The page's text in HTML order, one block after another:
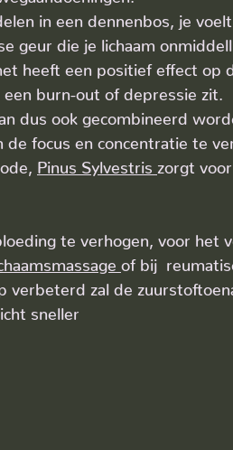
in een dennenbos, je
geur die je lichaam
heeft een positief effect op
burn-out of depressie zit.
dus ook gecombineerd
de focus en concentratie te
Pinus Sylvestris zorgt
te verhogen, voor het
of bij
verbeterd zal de
sneller